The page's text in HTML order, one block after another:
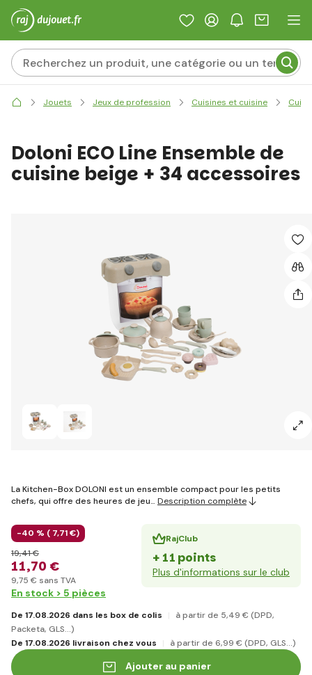
Jouets Jeux de profession Cuisines et cuisine
Doloni ECO Line Ensemble de
cuisine beige + 34 accessoires
La Kitchen-Box DOLONI est un ensemble compact pour les petits
chefs, qui offre des heures de jeu… Description complète
-40 % ( 7,71 €)
11,70 €
19,41 €
9,75 € sans TVA
RajClub
+ 11 points
Plus d'informations sur le club
En stock > 5 pièces
De 17.08.2026 dans les box de colis à partir de 5,49 € (DPD,
Packeta, GLS...)
De 17.08.2026 livraison chez vous
à partir de 6,99 € (DPD, GLS...)
Ajouter au panier